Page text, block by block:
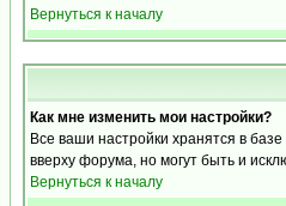
Вернуться к началу
Как мне изменить мои настройки?
Все ваши настройки хранятся в
вверху форума, но могут быть и
Вернуться к началу